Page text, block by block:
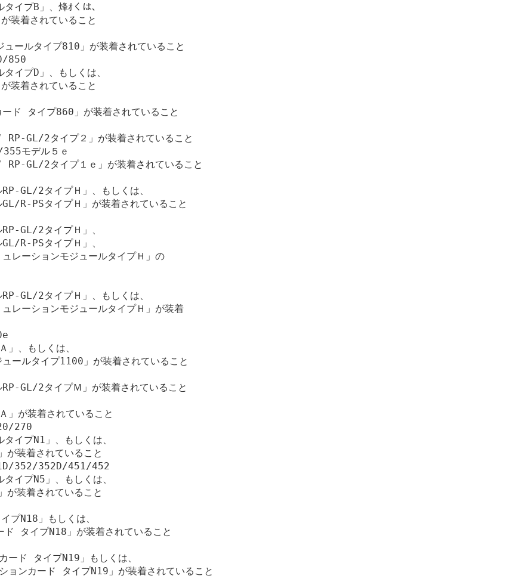
イプB」、烽ｵくは、
装着されていること
ールタイプ810」が装着されていること
850
イプD」、もしくは、
装着されていること
タイプ860」が装着されていること
GL/2タイプ２」が装着されていること
モデル５ｅ
GL/2タイプ１ｅ」が装着されていること
GL/2タイプＨ」、もしくは、
R-PSタイプＨ」が装着されていること
GL/2タイプＨ」、
R-PSタイプＨ」、
ーションモジュールタイプＨ」の
GL/2タイプＨ」、もしくは、
ーションモジュールタイプＨ」が装着
、もしくは、
タイプ1100」が装着されていること
GL/2タイプＭ」が装着されていること
が装着されていること
270
イプN1」、もしくは、
装着されていること
352/352D/451/452
イプN5」、もしくは、
装着されていること
プN18」もしくは、
タイプN18」が装着されていること
ド タイプN19」もしくは、
ンカード タイプN19」が装着されていること